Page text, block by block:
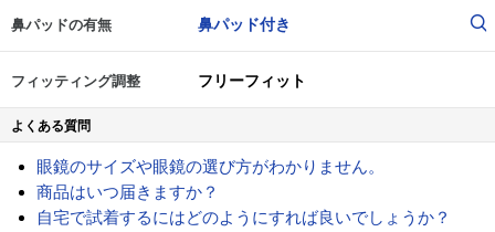
鼻パッドの有無 鼻パッド付き
フィッティング調整 フリーフィット
よくある質問
眼鏡のサイズや眼鏡の選び方がわかりません。
商品はいつ届きますか？
自宅で試着するにはどのようにすれば良いでしょうか？